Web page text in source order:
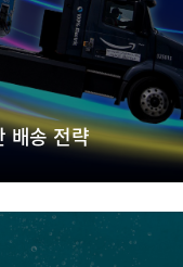
배송 전략